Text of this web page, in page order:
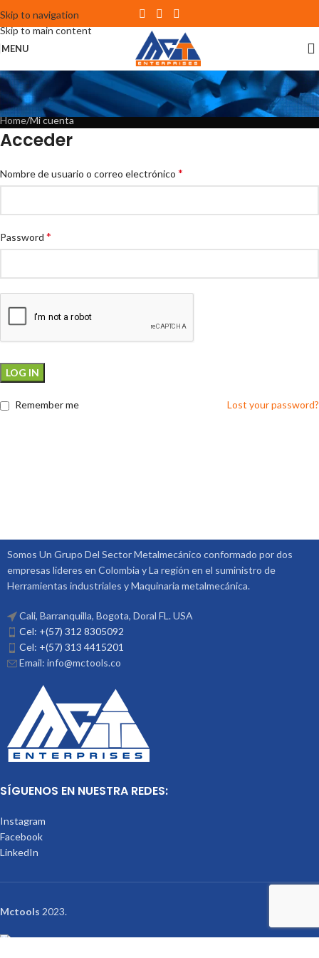
Skip to navigation
Skip to main content
MENU
Mi cuenta
Home Mi cuenta
Acceder
Nombre de usuario o correo electrónico *
Password *
LOG IN
Lost your password?
Remember me
Somos Un Grupo Del Sector Metalmecánico conformado por dos
empresas lideres en Colombia y La región en el suministro de
Herramientas industriales y Maquinaria metalmecánica.
Cali, Barranquilla, Bogota, Doral FL. USA
Cel: +(57) 312 8305092
Cel: +(57) 313 4415201
Email: info@mctools.co
SÍGUENOS EN NUESTRA REDES:
Instagram
Facebook
LinkedIn
Mctools 2023.